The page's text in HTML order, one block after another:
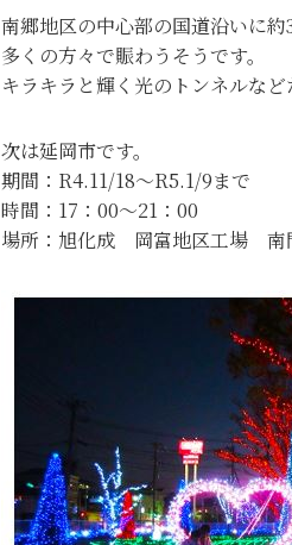
南郷地区の中心部の国道沿いに
多くの方々で賑わうそうです。
キラキラと輝く光のトンネルな
次は延岡市です。
期間：R4.11/18～R5.1/9まで
時間：17：00～21：00
場所：旭化成 岡富地区工場 南